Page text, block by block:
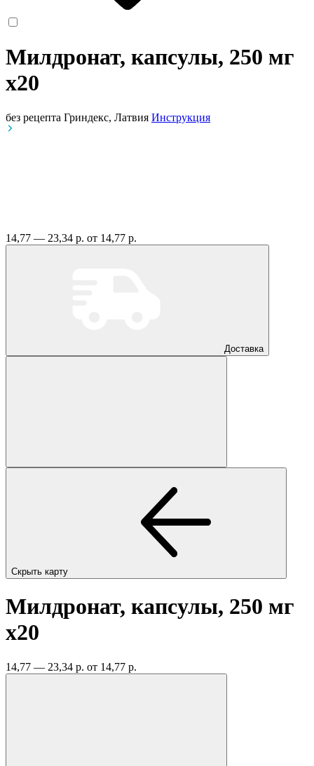
Милдронат, капсулы, 250 мг
x20
без рецепта Гриндекс, Латвия Инструкция
14,77 — 23,34 р. от 14,77 р.
Доставка
Скрыть карту
Милдронат, капсулы, 250 мг
x20
14,77 — 23,34 р. от 14,77 р.